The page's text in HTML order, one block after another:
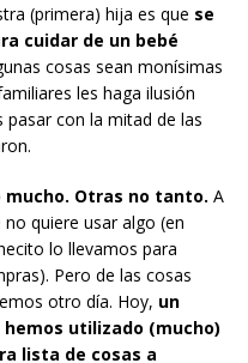
(primera) hija es que se
cuidar de un bebé
cosas sean monísimas
les haga ilusión
con la mitad de las
mucho. Otras no tanto. A
quiere usar algo (en
lo llevamos para
Pero de las cosas
otro día. Hoy, un
hemos utilizado (mucho)
lista de cosas a